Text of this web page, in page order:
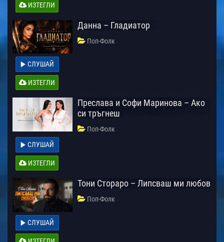
ИЗТЕГЛИ
Данна – Гладиатор
Поп-Фолк
СЛУШАЙ
ИЗТЕГЛИ
Преслава и Софи Маринова – Ако
си тръгнеш
Поп-Фолк
СЛУШАЙ
ИЗТЕГЛИ
Тони Стораро – Липсваш ми любов
Поп-Фолк
СЛУШАЙ